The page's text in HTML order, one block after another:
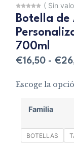
( Sin
Botella
700ml
€16,50 - €
Escoge la
Familia
BOTELLAS